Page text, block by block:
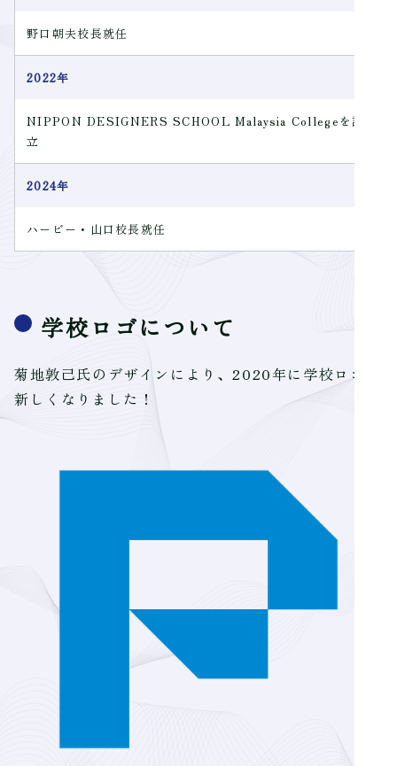
野口朝夫校長就任
2022年
NIPPON DESIGNERS SCHOOL Malaysia Collegeを設
立
2024年
ハービー・山口校長就任
学校ロゴについて
菊地敦己氏のデザインにより、2020年に学校ロゴが
新しくなりました！